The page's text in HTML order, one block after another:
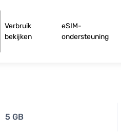
Verbruik
bekijken
eSIM-
ondersteuning
5 GB